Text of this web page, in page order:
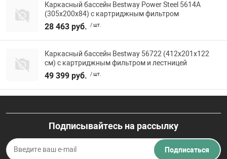
Каркасный бассейн Bestway Power Steel 5614A
(305х200х84) с картриджным фильтром
28 463 руб. / шт.
Каркасный бассейн Bestway 56722 (412х201х122
см) с картриджным фильтром и лестницей
49 399 руб. / шт.
Подписывайтесь на рассылку
Подписаться